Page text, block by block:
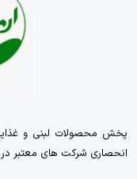
پخش محصولات لبنی و
انحصاری شرکت های معتبر در